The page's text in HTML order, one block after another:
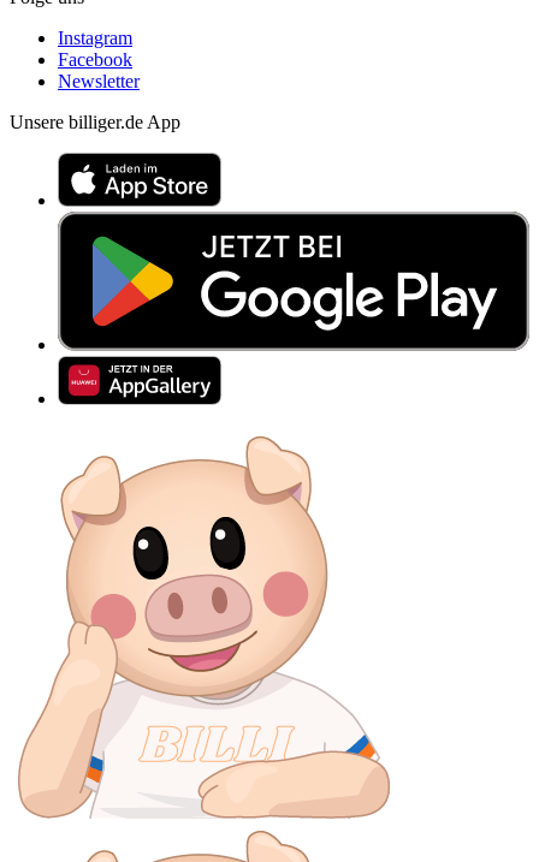
Instagram
Facebook
Newsletter
Unsere billiger.de App